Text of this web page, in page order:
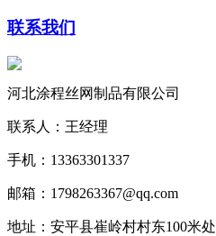
联系我们
河北涂程丝网制品有限公司
联系人：王经理
手机：13363301337
邮箱：1798263367@qq.com
地址：安平县崔岭村村东100米处